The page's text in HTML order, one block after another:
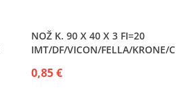
NOŽ K. 90 X 40 X 3 FI=20
IMT/DF/VICON/FELLA/KRONE/
0,85 €